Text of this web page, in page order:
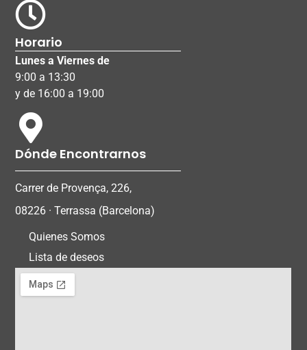
Horario
Lunes a Viernes de
9:00 a 13:30
y de 16:00 a 19:00
Dónde Encontrarnos
Carrer de Provença, 226,
08226 · Terrassa (Barcelona)
Quienes Somos
Lista de deseos